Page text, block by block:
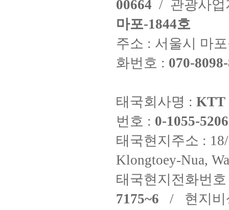
00664 / 관광사
마포-1844호
주소 : 서울시 마
화번호 : 070-
태국회사명 : KTT
번호 : 0-1055-
태국현지주소 :
Klongtoey-Nua,
태국현지전화번
7175~6 / 현지비